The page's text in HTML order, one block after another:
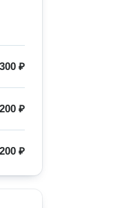
300 ₽
200 ₽
200 ₽